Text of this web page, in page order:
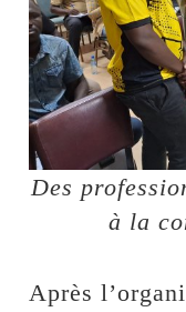
Des
à la
Après